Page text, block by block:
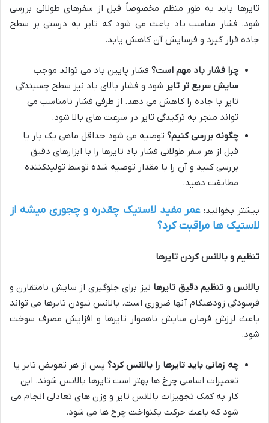
تایرها باید به طور منظم مخصوصاً قبل از سفرهای طولانی بررسی
شود. فشار مناسب باد باعث می شود که تایر به درستی بر سطح
جاده قرار گیرد و فرسایش آن کاهش یابد.
چرا فشار باد مهم است؟ فشار پایین باد می تواند موجب
سایش سریع تر تایر شود و فشار بالای باد نیز سطح چسبندگی
تایر با جاده را کاهش می دهد. از طرفی فشار نامناسب می
تواند منجر به ترکیدگی تایر در سرعت های بالا شود.
چگونه بررسی کنیم؟ توصیه می شود حداقل ماهی یک بار یا
قبل از هر سفر طولانی فشار باد تایرها را با ابزارهای دقیق
بررسی کنید و آن را با مقدار توصیه شده توسط تولیدکننده
مطابقت دهید.
بیشتر بخوانید:عمر مفید لاستیک چقدره و چجوری میشه از
لاستیک ها مراقبت کرد؟
تنظیم و بالانس کردن تایرها
بالانس و تنظیم دقیق تایرها نیز برای جلوگیری از سایش نامتقارن و
فرسودگی زودهنگام آنها ضروری است. بالانس نبودن تایرها می تواند
باعث لرزش فرمان سایش ناهموار تایرها و افزایش مصرف سوخت
شود.
چه زمانی باید تایرها را بالانس کرد؟ پس از هر تعویض تایر یا
تعمیرات اساسی چرخ ها بهتر است تایرها بالانس شوند. این
کار به کمک تجهیزات بالانس تایر و وزن های تعادلی انجام می
شود که باعث حرکت یکنواخت چرخ ها می شود.